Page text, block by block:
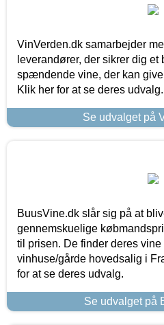
VinVerden.dk samarbejder
leverandører, der sikrer dig et
spændende vine, der kan
Klik her for at se deres udvalg.
Se udvalget på
BuusVine.dk slår sig på at
gennemskuelige
til prisen. De finder deres
vinhuse/gårde hovedsalig i
for at se deres udvalg.
Se udvalget på